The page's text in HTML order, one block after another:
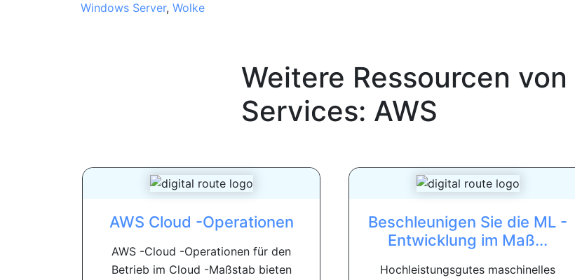
Windows Server, Wolke
Weitere Ressourcen von
Services: AWS
AWS Cloud -Operationen
AWS -Cloud -Operationen für den
Betrieb im Cloud -Maßstab bieten
Beschleunigen Sie die ML -
Entwicklung im Maß...
Hochleistungsgutes maschinelles